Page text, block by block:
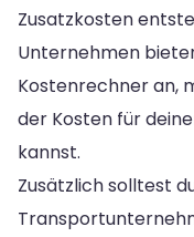
Zusatzkosten
Unternehmen
Kostenrechner an,
der Kosten für
kannst.
Zusätzlich solltest